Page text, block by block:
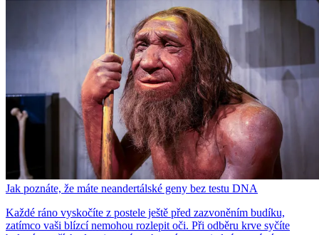
Jak poznáte, že máte neandertálské geny bez testu DNA
Každé ráno vyskočíte z postele ještě před zazvoněním budíku,
zatímco vaši blízcí nemohou rozlepit oči. Při odběru krve syčíte